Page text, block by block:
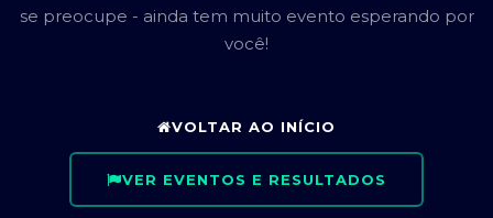
se preocupe - ainda tem muito evento esperando por
você!
VOLTAR AO INÍCIO
VER EVENTOS E RESULTADOS